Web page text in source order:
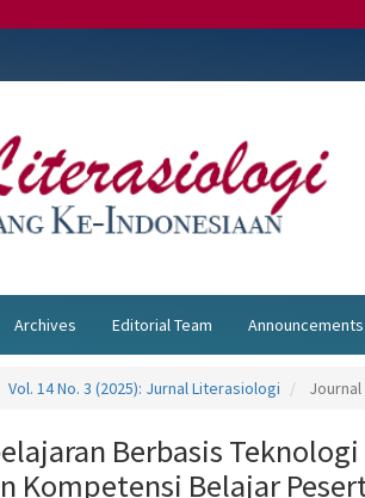
Archives Editorial Team Announcements
Vol. 14 No. 3 (2025): Jurnal Literasiologi Journal
Berbasis
Kompetensi Belajar